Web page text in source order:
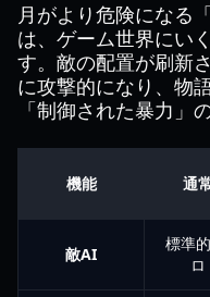
月がより危険になる
は、ゲーム世界にい
す。敵の配置が刷新
に攻撃的になり、物
「制御された暴力」
機能 通
敵AI
標準